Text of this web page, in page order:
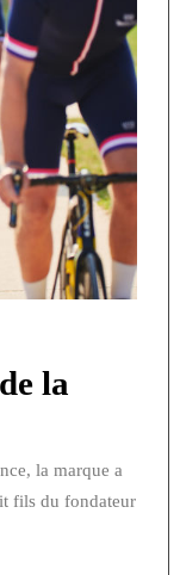
la
la marque a
fils du fondateur